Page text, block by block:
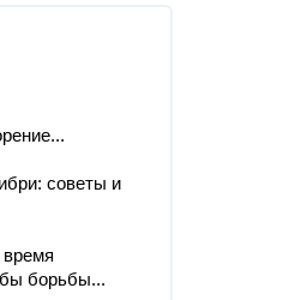
советы и
борьбы...